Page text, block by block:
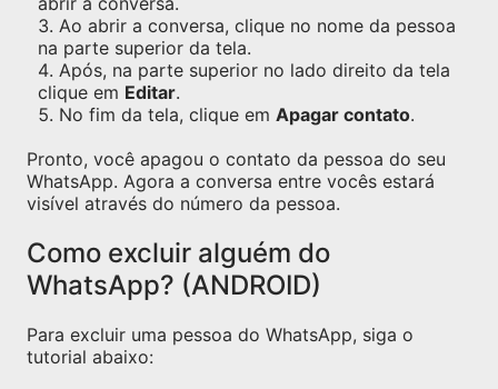
Ao abrir a conversa, clique no nome da pessoa
na parte superior da tela.
Após, na parte superior no lado direito da tela
clique em Editar.
No fim da tela, clique em Apagar contato.
Pronto, você apagou o contato da pessoa do seu
WhatsApp. Agora a conversa entre vocês estará
visível através do número da pessoa.
Como excluir alguém do
WhatsApp? (ANDROID)
Para excluir uma pessoa do WhatsApp, siga o
tutorial abaixo: